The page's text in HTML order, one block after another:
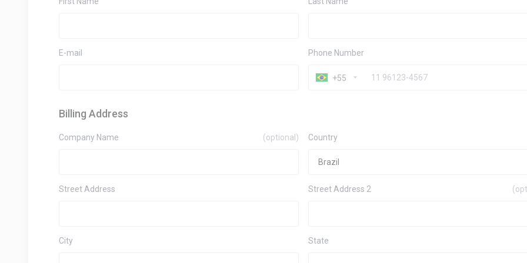
E-mail Phone Number
+55
Billing Address
Company Name (optional) Country
Street Address Street Address 2
City State